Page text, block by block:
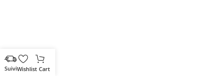
Wishlist Cart